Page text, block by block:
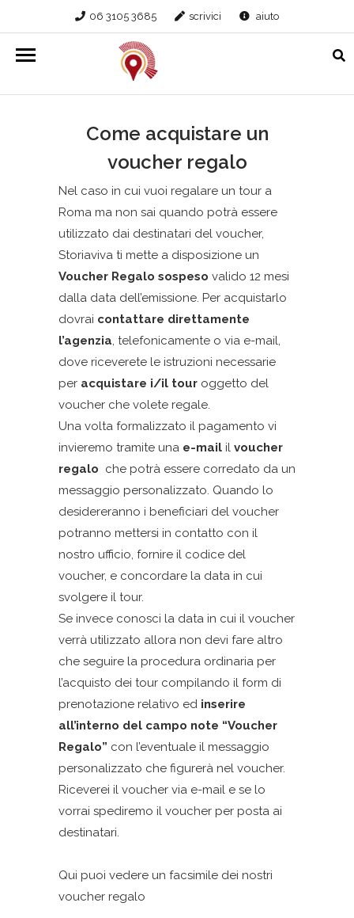
06 3105 3685 scrivici aiuto
Come acquistare un
voucher regalo
Nel caso in cui vuoi regalare un tour a
Roma ma non sai quando potrà essere
utilizzato dai destinatari del voucher,
Storiaviva ti mette a disposizione un
Voucher Regalo sospeso valido 12 mesi
dalla data dell’emissione. Per acquistarlo
dovrai contattare direttamente
l’agenzia, telefonicamente o via e-mail,
dove riceverete le istruzioni necessarie
per acquistare i/il tour oggetto del
voucher che volete regale.
Una volta formalizzato il pagamento vi
invieremo tramite una e-mail il voucher
regalo che potrà essere corredato da un
messaggio personalizzato. Quando lo
desidereranno i beneficiari del voucher
potranno mettersi in contatto con il
nostro ufficio, fornire il codice del
voucher, e concordare la data in cui
svolgere il tour.
Se invece conosci la data in cui il voucher
verrà utilizzato allora non devi fare altro
che seguire la procedura ordinaria per
l’acquisto dei tour compilando il form di
prenotazione relativo ed inserire
all’interno del campo note “Voucher
Regalo” con l’eventuale il messaggio
personalizzato che figurerà nel voucher.
Riceverei il voucher via e-mail e se lo
vorrai spediremo il voucher per posta ai
destinatari.
Qui puoi vedere un facsimile dei nostri
voucher regalo